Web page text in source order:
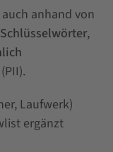
anhand von
Schlüsselwörter,
(PII).
Laufwerk)
ergänzt